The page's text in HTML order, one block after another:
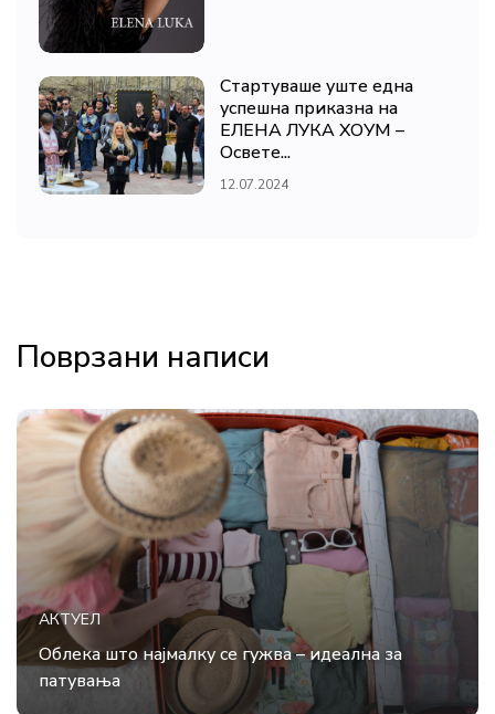
Стартуваше уште една
успешна приказна на
ЕЛЕНА ЛУКА ХОУМ –
Освете...
12.07.2024
Поврзани написи
АКТУЕЛ
Облека што најмалку се гужва – идеална за
патувања